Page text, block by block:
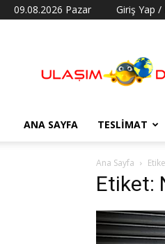
09.08.2026 Pazar Giriş Yap /
Dünyası
ANA SAYFA TESLIMAT
Ana Sayfa
Etiket: